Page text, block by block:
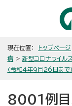
現在位置： トップページ
病 > 新型コロナウイル
（令和4年9月26日まで）
8001例目